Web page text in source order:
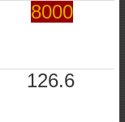
8000
126.6